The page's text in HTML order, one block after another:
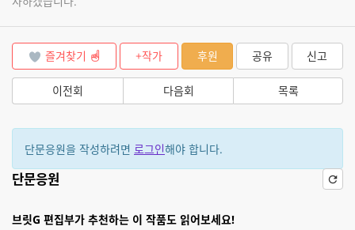
즐겨찾기 +작가 후원 공유 신고
이전회 다음회 목록
단문응원을 작성하려면 로그인해야 합니다.
단문응원
브릿G 편집부가 추천하는 이 작품도 읽어보세요!